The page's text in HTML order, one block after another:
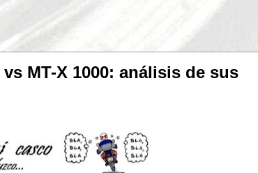
MT-X 1000: análisis de sus